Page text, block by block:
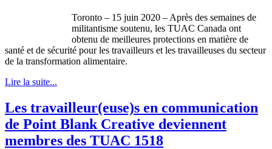
Toronto – 15 juin 2020 – Après des semaines de
militantisme soutenu, les TUAC Canada ont
obtenu de meilleures protections en matière de
santé et de sécurité pour les travailleurs et les travailleuses du secteur
de la transformation alimentaire.
Lire la suite...
Les travailleur(euse)s en communication
de Point Blank Creative deviennent
membres des TUAC 1518